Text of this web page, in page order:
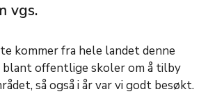
vgs.
kommer fra hele landet denne
blant offentlige skoler om å tilby
så også i år var vi godt besøkt.